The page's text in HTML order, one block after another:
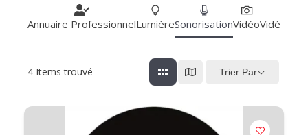
Annuaire ProfessionnelLumièreSonorisationVidéo
4 Items trouvé Trier Par